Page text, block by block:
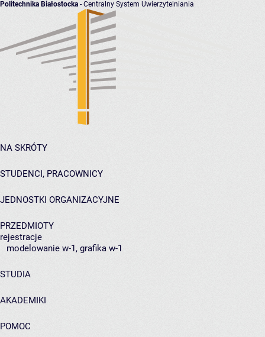
Politechnika Białostocka - Centralny System Uwierzytelniania
NA SKRÓTY
STUDENCI, PRACOWNICY
JEDNOSTKI ORGANIZACYJNE
PRZEDMIOTY
rejestracje
modelowanie w-1, grafika w-1
STUDIA
AKADEMIKI
POMOC